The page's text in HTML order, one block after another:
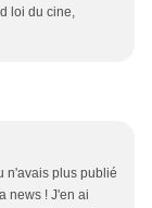
loi du cine,
n'avais plus publié
news ! J'en ai